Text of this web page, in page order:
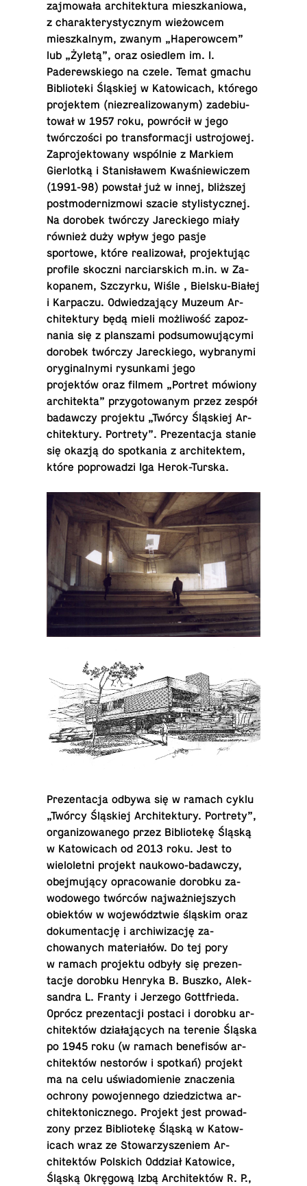
zajmowała ar­chitek­tura mieszkan­iowa,
z charak­terysty­cznym wieżowcem
mieszkalnym, zwanym „Hap­er­ow­cem”
lub „Żyletą”, oraz osiedlem im. I.
Paderewskiego na czele. Temat gmachu
Bib­lioteki Śląskiej w Ka­tow­icach, którego
pro­jek­tem (niezre­al­i­zowanym) zade­bi­u­
tował w 1957 roku, powrócił w jego
twórczości po trans­for­ma­cji us­tro­jowej.
Za­pro­jek­towany wspólnie z Markiem
Gier­lotką i Stanisławem Kwaśniewiczem
(1991-98) powstał już w innej, bliższej
post­mod­ern­iz­mowi szacie styl­isty­cznej.
Na dorobek twórczy Jareck­iego miały
również duży wpływ jego pasje
sportowe, które re­al­i­zował, pro­jek­tując
profile skoczni nar­cia­rs­kich m.​in. w Za­
kopanem, Szczyrku, Wiśle , Biel­sku-Białej
i Karpaczu. Odwiedzający Muzeum Ar­
chitek­tury będą mieli możliwość za­poz­
na­nia się z plan­szami pod­sumowującymi
dorobek twórczy Jareck­iego, wybranymi
ory­gi­nal­nymi ry­sunkami jego
projektów oraz filmem „Portret mówiony
ar­chitekta” przy­go­towanym przez zespół
badaw­czy pro­jektu „Twórcy Śląskiej Ar­
chitek­tury. Portrety”. Prezen­tacja stanie
się okazją do spotka­nia z ar­chitek­tem,
które poprowadzi Iga Herok-Turska.
Prezen­tacja odbywa się w ramach cyklu
„Twórcy Śląskiej Ar­chitek­tury. Portrety”,
or­ga­ni­zowanego przez Bib­liotekę Śląską
w Ka­tow­icach od 2013 roku. Jest to
wielo­letni projekt naukowo-badaw­czy,
obejmujący opra­cow­anie dorobku za­
wodowego twórców najważniejszych
obiektów w województwie śląskim oraz
doku­men­tację i archi­wiz­ację za­
chowanych materiałów. Do tej pory
w ramach pro­jektu odbyły się prezen­
tacje dorobku Henryka B. Buszko, Alek­
san­dra L. Franty i Jerzego Got­tfrieda.
Oprócz prezen­tacji postaci i dorobku ar­
chitektów działających na terenie Śląska
po 1945 roku (w ramach benefisów ar­
chitektów nestorów i spotkań) projekt
ma na celu uświadomie­nie znaczenia
ochrony powo­jen­nego dziedz­ictwa ar­
chitek­ton­icznego. Projekt jest prowad­
zony przez Bib­liotekę Śląską w Ka­tow­
icach wraz ze Sto­warzysze­niem Ar­
chitektów Pol­s­kich Oddział Ka­tow­ice,
Śląską Okręgową Izbą Ar­chitektów R. P.,